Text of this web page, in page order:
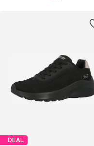
DEAL